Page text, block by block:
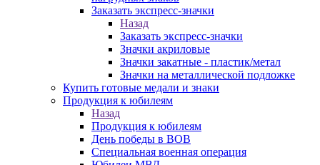
Заказать экспресс-значки
Назад
Заказать экспресс-значки
Значки акриловые
Значки закатные - пластик/метал
Значки на металлической подложке
Купить готовые медали и знаки
Продукция к юбилеям
Назад
Продукция к юбилеям
День победы в ВОВ
Специальная военная операция